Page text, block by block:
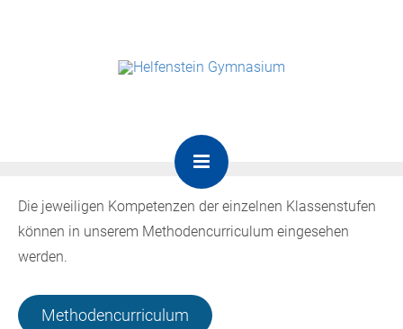
Die jeweiligen Kompetenzen der einzelnen Klassenstufen
können in unserem Methodencurriculum eingesehen
werden.
Methodencurriculum